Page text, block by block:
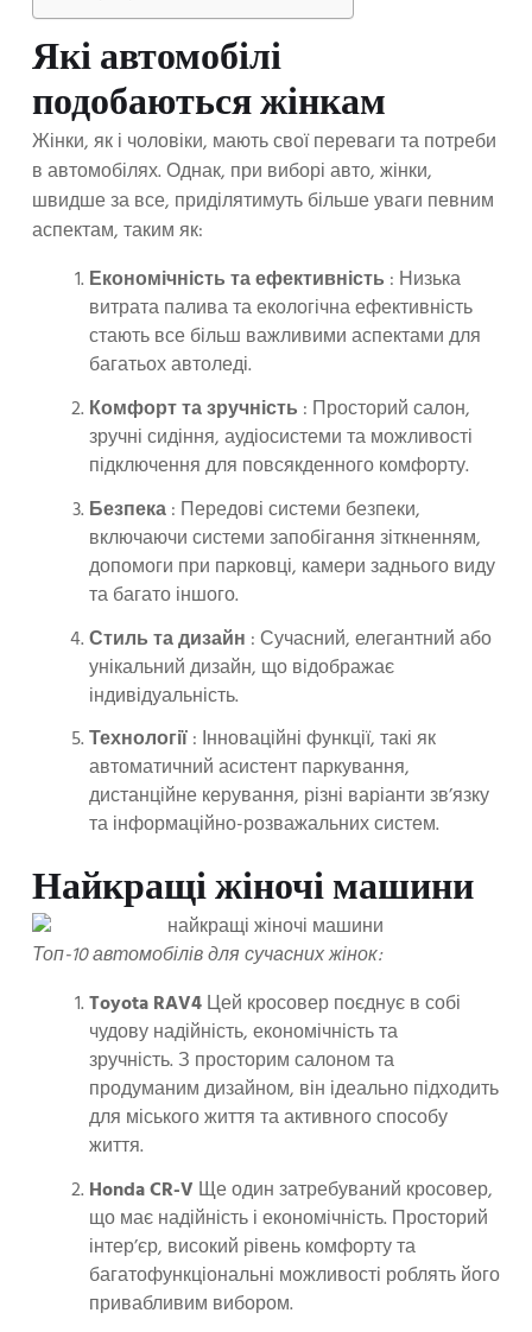
Які автомобілі
подобаються жінкам
Жінки, як і чоловіки, мають свої переваги та потреби
в автомобілях. Однак, при виборі авто, жінки,
швидше за все, приділятимуть більше уваги певним
аспектам, таким як:
Економічність та ефективність : Низька
витрата палива та екологічна ефективність
стають все більш важливими аспектами для
багатьох автоледі.
Комфорт та зручність : Просторий салон,
зручні сидіння, аудіосистеми та можливості
підключення для повсякденного комфорту.
Безпека: Передові системи безпеки,
включаючи системи запобігання зіткненням,
допомоги при парковці, камери заднього виду
та багато іншого.
Стиль та дизайн : Сучасний, елегантний або
унікальний дизайн, що відображає
індивідуальність.
Технології: Інноваційні функції, такі як
автоматичний асистент паркування,
дистанційне керування, різні варіанти зв’язку
та інформаційно-розважальних систем.
Найкращі жіночі машини
Топ-10 автомобілів для сучасних жінок:
Toyota RAV4Цей кросовер поєднує в собі
чудову надійність, економічність та
зручність. З просторим салоном та
продуманим дизайном, він ідеально підходить
для міського життя та активного способу
життя.
Honda CR-V Ще один затребуваний кросовер,
що має надійність і економічність. Просторий
інтер’єр, високий рівень комфорту та
багатофункціональні можливості роблять його
привабливим вибором.